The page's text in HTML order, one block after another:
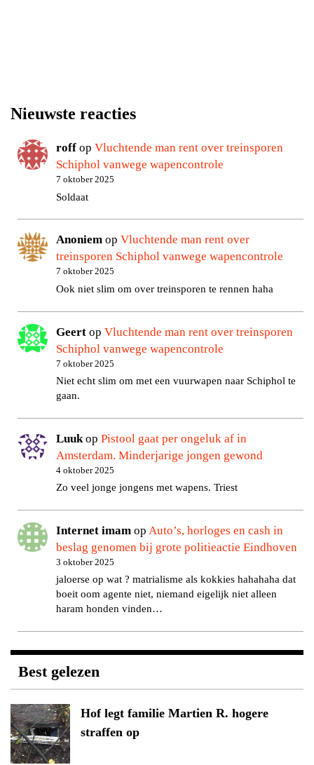
Nieuwste reacties
roff opVluchtende man rent over treinsporen
Schiphol vanwege wapencontrole
7 oktober 2025
Soldaat
Anoniem opVluchtende man rent over
treinsporen Schiphol vanwege wapencontrole
7 oktober 2025
Ook niet slim om over treinsporen te rennen haha
Geert opVluchtende man rent over treinsporen
Schiphol vanwege wapencontrole
7 oktober 2025
Niet echt slim om met een vuurwapen naar Schiphol te
gaan.
Luuk opPistool gaat per ongeluk af in
Amsterdam. Minderjarige jongen gewond
4 oktober 2025
Zo veel jonge jongens met wapens. Triest
Internet imam opAuto’s, horloges en cash in
beslag genomen bij grote politieactie Eindhoven
3 oktober 2025
jaloerse op wat ? matrialisme als kokkies hahahaha dat
boeit oom agente niet, niemand eigelijk niet alleen
haram honden vinden…
Best gelezen
Hof legt familie Martien R. hogere
straffen op